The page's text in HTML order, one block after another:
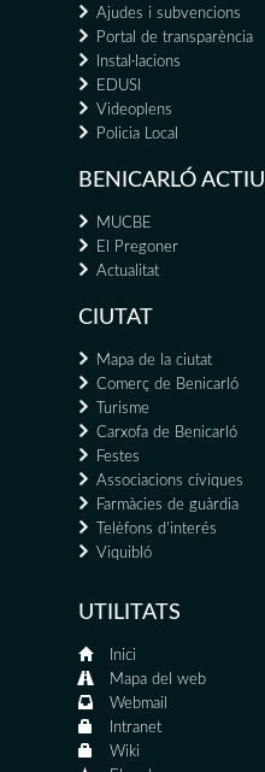
Ajudes i subvencions
Portal de transparència
Instal·lacions
EDUSI
Videoplens
Policia Local
BENICARLÓ ACTIU
MUCBE
El Pregoner
Actualitat
CIUTAT
Mapa de la ciutat
Comerç de Benicarló
Turisme
Carxofa de Benicarló
Festes
Associacions cíviques
Farmàcies de guàrdia
Telèfons d'interés
Viquibló
UTILITATS
Inici
Mapa del web
Webmail
Intranet
Wiki